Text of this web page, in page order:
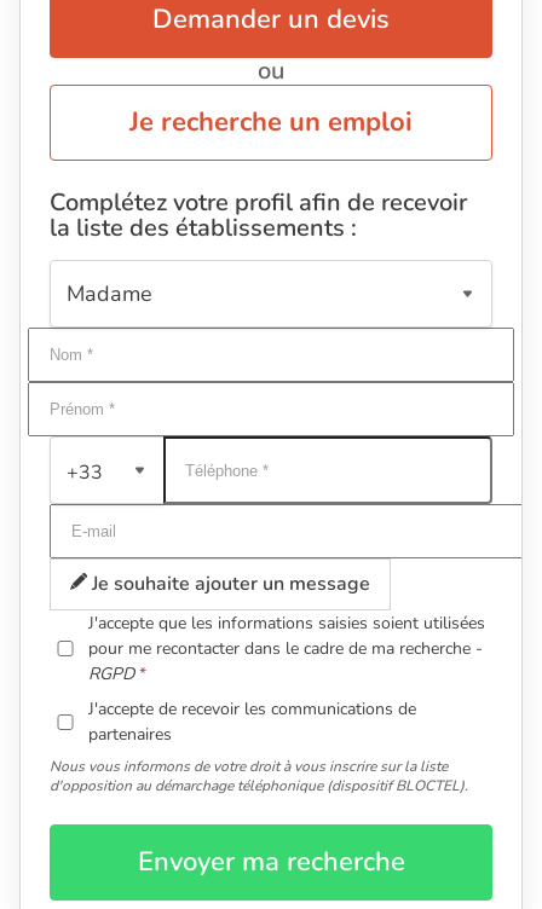
Demander un devis
ou
Je recherche un emploi
Complétez votre profil afin de recevoir
la liste des établissements :
+33
Je souhaite ajouter un message
J'accepte que les informations saisies soient utilisées
pour me recontacter dans le cadre de ma recherche -
RGPD
J'accepte de recevoir les communications de
partenaires
Nous vous informons de votre droit à vous inscrire sur la liste
d'opposition au démarchage téléphonique (dispositif BLOCTEL).
Envoyer ma recherche